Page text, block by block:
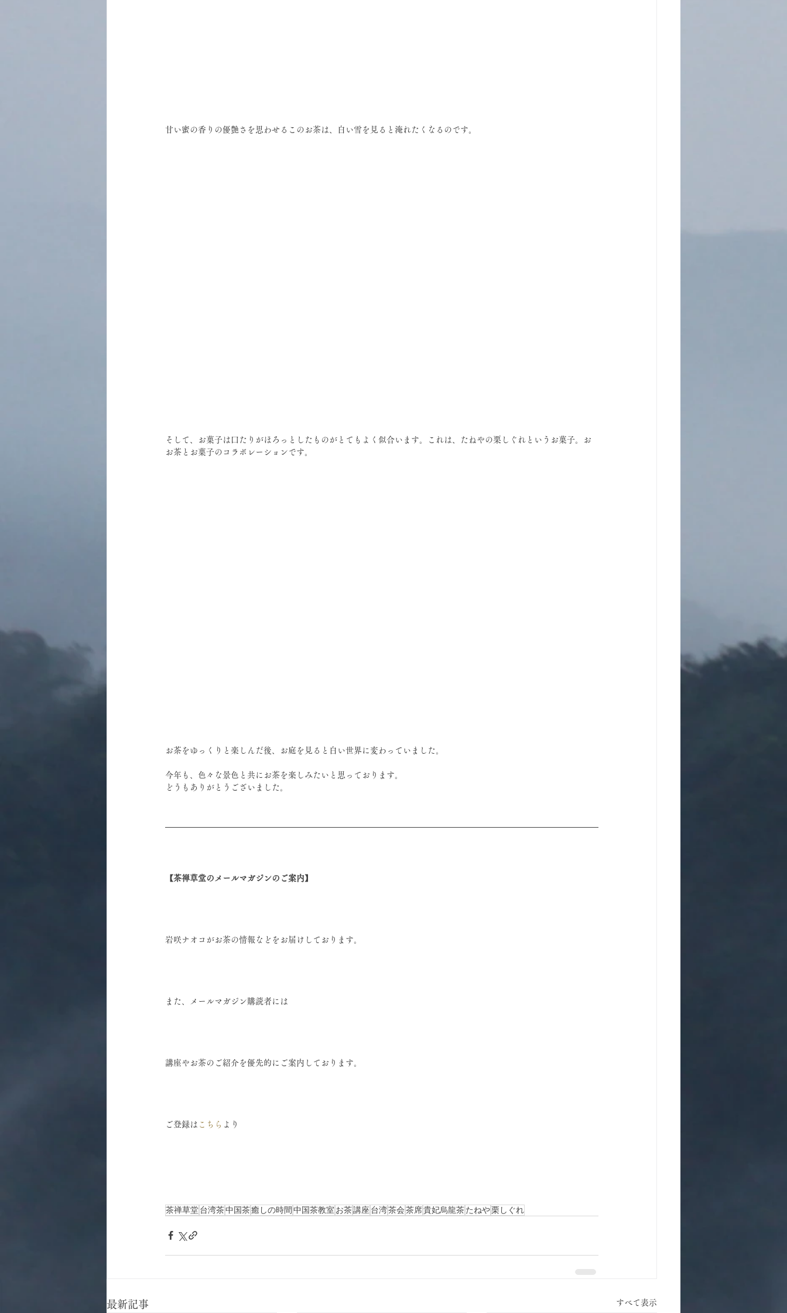
甘い蜜の香りの優艶さを思わせるこのお茶は、白い雪を見ると淹れたくなるのです。
そして、お菓子は口たりがほろっとしたものがとてもよく似合います。これは、たねやの栗しぐれというお菓子。お
お茶とお菓子のコラボレーションです。
お茶をゆっくりと楽しんだ後、お庭を見ると白い世界に変わっていました。
今年も、色々な景色と共にお茶を楽しみたいと思っております。
どうもありがとうございました。
【茶禅草堂のメールマガジンのご案内】
岩咲ナオコがお茶の情報などをお届けしております。
また、メールマガジン購読者には
講座やお茶のご紹介を優先的にご案内しております。
ご登録は こちら より
茶禅草堂 台湾茶中国茶癒しの時間 中国茶教室 お茶講座 台湾茶会 茶席貴妃烏龍茶 たねや栗しぐれ
最新記事 すべて表示